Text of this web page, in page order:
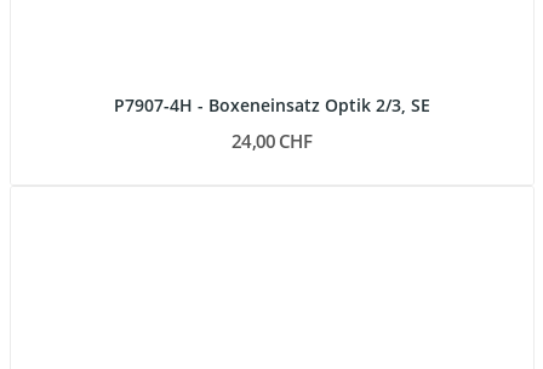
P7907-4H - Boxeneinsatz Optik 2/3, SE
24,00 CHF